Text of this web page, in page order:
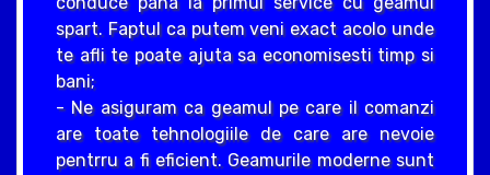
spart. Faptul ca putem veni exact acolo unde
te afli te poate ajuta sa economisesti timp si
bani;
- Ne asiguram ca geamul pe care il comanzi
are toate tehnologiile de care are nevoie
pentrru a fi eficient. Geamurile moderne sunt